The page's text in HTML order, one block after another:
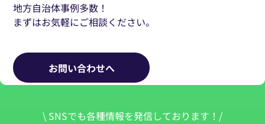
地方自治体事例多数！
まずはお気軽にご相談ください。
お問い合わせへ
\ SNSでも各種情報を発信しております！/